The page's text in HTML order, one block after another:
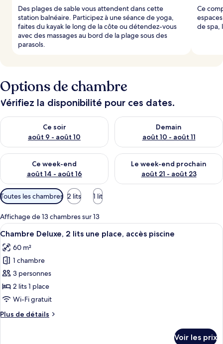
s
Des plages de sable vous attendent dans cette
station balnéaire. Participez à une séance de yoga,
faites du kayak le long de la côte ou détendez-vous
avec des massages au bord de la plage sous des
parasols.
Ce
de spa,
Options de chambre
Vérifiez la disponibilité pour ces dates.
Ce soir
août 9 - août 10
Vérifier la disponibilité pour ce soir août 9 - août 10
Demain
août 10 - août 11
Vérifier la disponibilité pour
Ce week-end
août 14 - août 16
Vérifier la disponibilité pour ce week-end août 14 - août 16
Le week-end prochain
août 21 - août 23
Vérifier la disponibilité pour
Filtres
disponibles
pour
les
chambres
Toutes les chambres 2 lits 1 lit
Affichage de 13 chambres sur 13
Afficher
toutes
les
photos
pour
ce
type
chambre :
Une chambre d’hôtel avec deux
7
Chambre Deluxe, 2 lits une place, accès piscine
60 m²
1 chambre
3 personnes
2 lits 1 place
Wi-Fi gratuit
Plus de détails
Plus
Voir les prix